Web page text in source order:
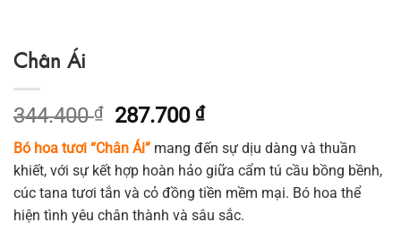
Chân Ái
344.400₫
Giá
gốc
là:
344.400 ₫.
287.700₫Giá
hiện
tại
là:
287.700 ₫.
Bó hoa tươi “Chân Ái” mang đến sự dịu dàng và thuần
khiết, với sự kết hợp hoàn hảo giữa cẩm tú cầu bồng bềnh,
cúc tana tươi tắn và cỏ đồng tiền mềm mại. Bó hoa thể
hiện tình yêu chân thành và sâu sắc.